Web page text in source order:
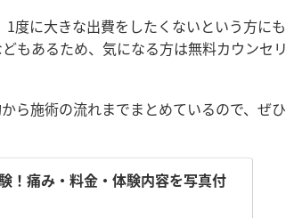
度に大きな出費をしたくないという方にも
もあるため、気になる方は無料カウンセリ
ら施術の流れまでまとめているので、ぜひ
！痛み・料金・体験内容を写真付